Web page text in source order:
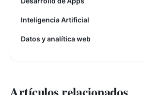
Inteligencia Artificial
Datos y analítica web